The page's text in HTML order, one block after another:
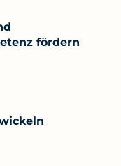
fördern